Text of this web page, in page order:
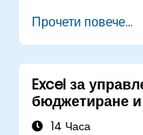
таблици.
Сътрудничат
Google
работа.
Създават
употреба за
Прочети повече...
Excel за
бюджетиране
14 Часа